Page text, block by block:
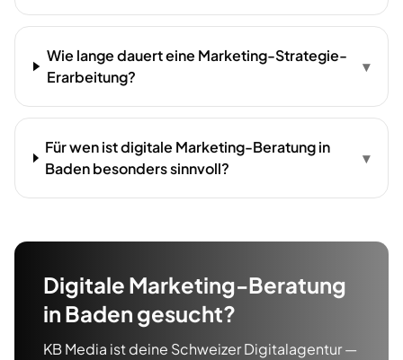
Wie lange dauert eine Marketing-Strategie-
Erarbeitung?
▾
Für wen ist digitale Marketing-Beratung in
Baden besonders sinnvoll?
▾
Digitale Marketing-Beratung
in Baden gesucht?
KB Media ist deine Schweizer Digitalagentur —